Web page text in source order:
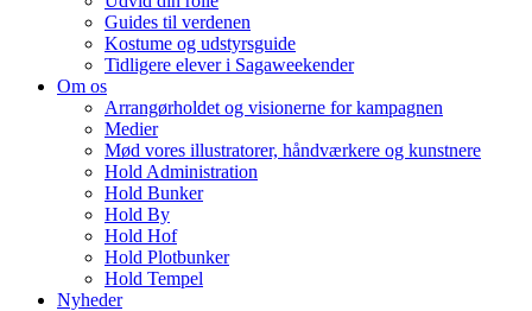
Guides til verdenen
Kostume og udstyrsguide
Tidligere elever i Sagaweekender
Om os
Arrangørholdet og visionerne for kampagnen
Medier
Mød vores illustratorer, håndværkere og kunstnere
Hold Administration
Hold Bunker
Hold By
Hold Hof
Hold Plotbunker
Hold Tempel
Nyheder